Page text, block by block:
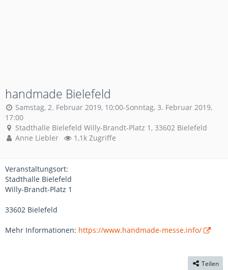
handmade Bielefeld
Samstag, 2. Februar 2019, 10:00-Sonntag, 3. Februar 2019,
17:00
Stadthalle Bielefeld Willy-Brandt-Platz 1, 33602 Bielefeld
Anne Liebler
1,1k Zugriffe
Veranstaltungsort:
Stadthalle Bielefeld
Willy-Brandt-Platz 1
33602 Bielefeld
Mehr Informationen: https://www.handmade-messe.info/
Teilen